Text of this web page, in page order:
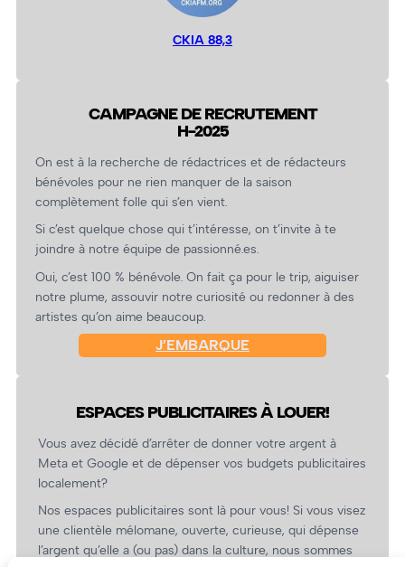
CKIA 88,3
CAMPAGNE DE RECRUTEMENT
H-2025
On est à la recherche de rédactrices et de rédacteurs
bénévoles pour ne rien manquer de la saison
complètement folle qui s’en vient.
Si c’est quelque chose qui t’intéresse, on t’invite à te
joindre à notre équipe de passionné.es.
Oui, c’est 100 % bénévole. On fait ça pour le trip, aiguiser
notre plume, assouvir notre curiosité ou redonner à des
artistes qu’on aime beaucoup.
J’EMBARQUE
ESPACES PUBLICITAIRES À LOUER!
Vous avez décidé d’arrêter de donner votre argent à
Meta et Google et de dépenser vos budgets publicitaires
localement?
Nos espaces publicitaires sont là pour vous! Si vous visez
une clientèle mélomane, ouverte, curieuse, qui dépense
l’argent qu’elle a (ou pas) dans la culture, nous sommes